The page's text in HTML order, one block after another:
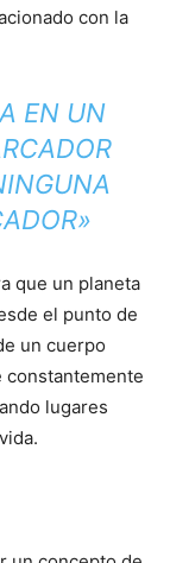
con la
EN UN
que un planeta
el punto de
un cuerpo
constantemente
lugares